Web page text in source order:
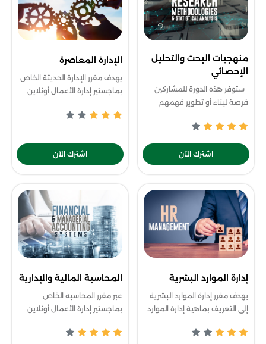
منهجيات البحث والتحليل
الإحصائي
ستوفر هذه الدورة للمشاركين
فرصة لبناء أو تطوير فهمهم
للغة البحث والأخلاق والأساليب.
يقدم هذا البرنامج لغة البحث
اشترك الآن
الإدارة المعاصرة
يهدف مقرر الإدارة الحديثة الخاص
بماجستير إدارة الأعمال أونلاين
الأعمال بشكل متكامل، وعناصر
اشترك الآن
إدارة الموارد البشرية
يهدف مقرر إدارة الموارد البشرية
إلى التعريف بماهية إدارة الموارد
وأهدافها، وتوضيح طرق استفادة
المحاسبة المالية والإدارية
عبر مقرر المحاسبة الخاص
بماجستير إدارة الأعمال أونلاين
المحاسبة ونشأتها وكيفية إعداد